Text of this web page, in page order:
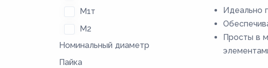
М1т
М2
М2м
М2р
Номинальный диаметр
Пайка
Идеально
Просты в